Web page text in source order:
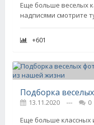
Еще больше веселых
надписями смотрите
+601
13.11.2020 ---
0
Еще больше классных